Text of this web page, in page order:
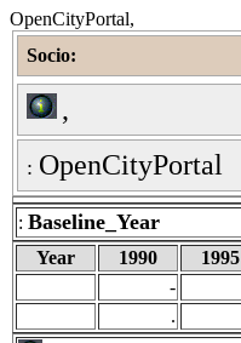
OpenCityPortal,
Socio:
,
: OpenCityPortal
: Baseline_Year
Year 1990 1995
-
.